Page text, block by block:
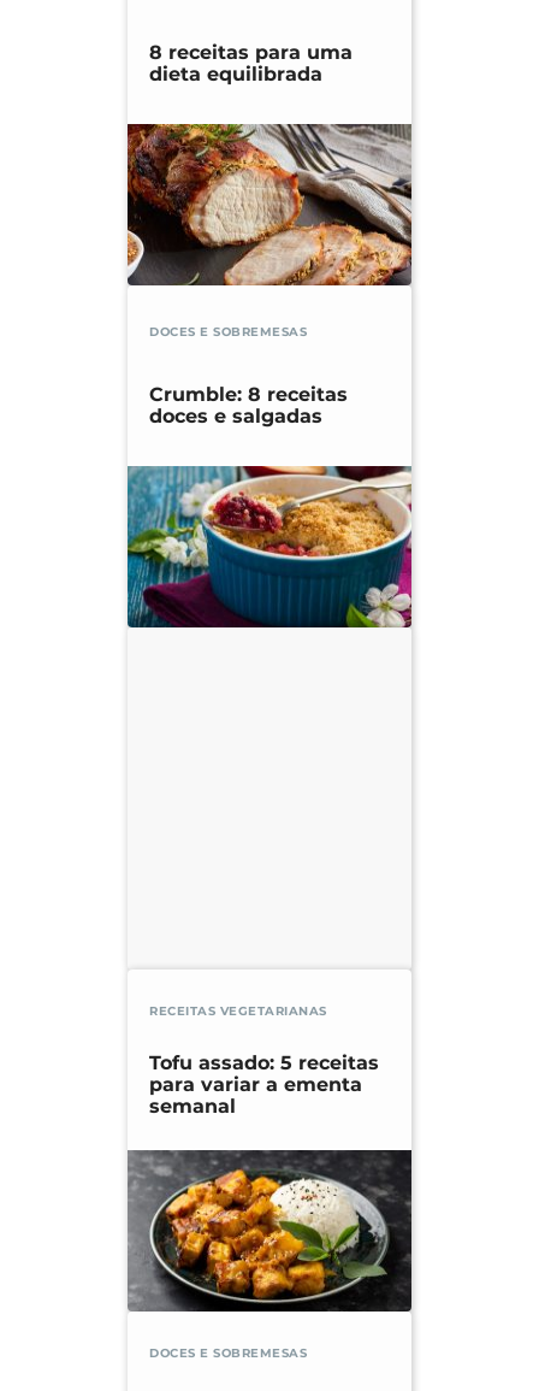
8 receitas para uma
dieta equilibrada
DOCES E SOBREMESAS
Crumble: 8 receitas
doces e salgadas
RECEITAS VEGETARIANAS
Tofu assado: 5 receitas
para variar a ementa
semanal
DOCES E SOBREMESAS